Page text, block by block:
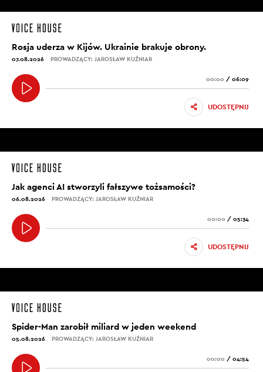
Rosja uderza w Kijów. Ukrainie brakuje obrony.
07.08.2026 PROWADZĄCY: JAROSŁAW KUŹNIAR
00:00 / 06:09
UDOSTĘPNIJ
Jak agenci AI stworzyli fałszywe tożsamości?
06.08.2026 PROWADZĄCY: JAROSŁAW KUŹNIAR
00:00 / 05:34
UDOSTĘPNIJ
Spider-Man zarobił miliard w jeden weekend
05.08.2026 PROWADZĄCY: JAROSŁAW KUŹNIAR
00:00 / 04:54